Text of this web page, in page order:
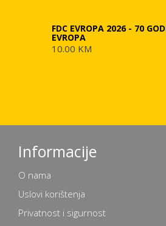
FDC EVROPA 2026 - 70
EVROPA
10.00 KM
Informacije
O nama
Uslovi korištenja
Privatnost i sigurnost